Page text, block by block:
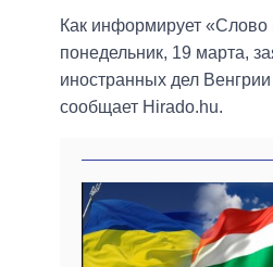
Как информирует «Слово
понедельник, 19 марта,
иностранных дел
сообщает Hirado.hu.